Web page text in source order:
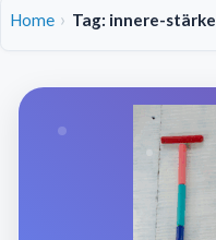
Home Tag: innere-stärke